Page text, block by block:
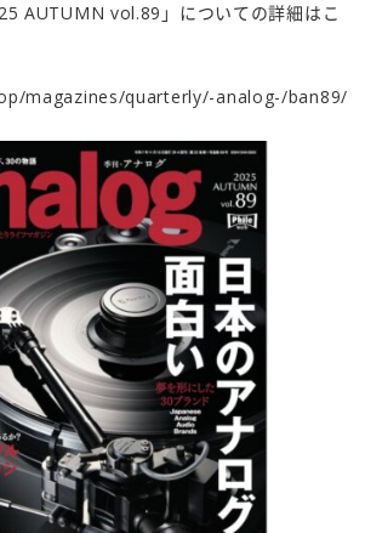
AUTUMN vol.89」についての詳細はこ
magazines/quarterly/-analog-/ban89/